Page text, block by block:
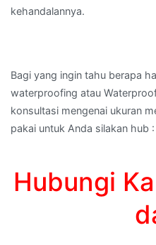
kehandalannya.
Bagi yang ingin tahu berapa
waterproofing atau
konsultasi mengenai ukuran
pakai untuk Anda silakan hub :
Hubungi